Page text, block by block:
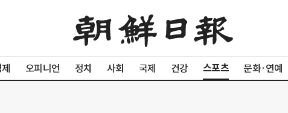
오피니언 정치 사회 국제 건강 스포츠 문화·연예